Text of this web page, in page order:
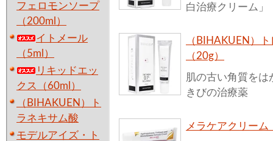
フェロモンソープ
（200ml）
イトメール
（5ml）
リキッドエッ
クス（60ml）
（BIHAKUEN）ト
ラネキサム酸
モデルアイズ・ト
白治療クリーム」
（BIHAKUEN）
（20g）
肌の古い角質を
きびの治療薬
メラケアクリーム